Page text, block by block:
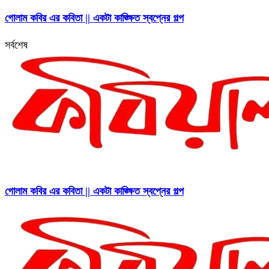
গোলাম কবির এর কবিতা || একটা কাঙ্ক্ষিত স্বপ্নের গল্প
সর্বশেষ
গোলাম কবির এর কবিতা || একটা কাঙ্ক্ষিত স্বপ্নের গল্প